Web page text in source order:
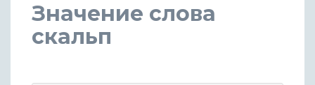
Значение слова
скальп